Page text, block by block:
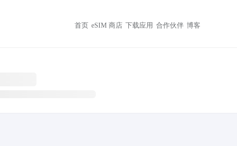
首页 eSIM 商店 下载应用 合作伙伴 博客